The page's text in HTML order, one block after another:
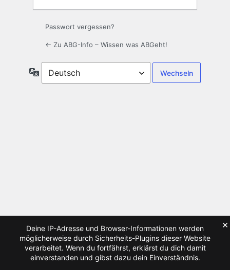
Passwort vergessen?
← Zu ABG-Info – Wissen was ABGeht!
Sprache
Deine IP-Adresse und Browser-Informationen werden
möglicherweise durch Sicherheits-Plugins dieser Website
verarbeitet. Wenn du fortfährst, erklärst du dich damit
einverstanden und gibst dazu dein Einverständnis.
×